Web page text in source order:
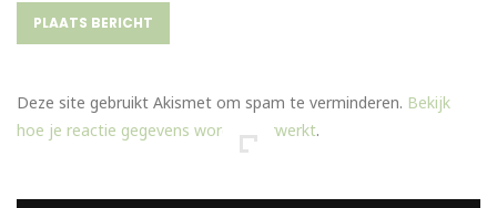
Deze site gebruikt Akismet om spam te verminderen. Bekijk
hoe je reactie gegevens worden verwerkt.